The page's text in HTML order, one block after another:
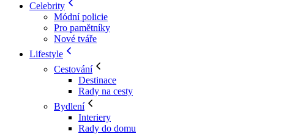
Celebrity
Módní policie
Pro pamětníky
Nové tváře
Lifestyle
Cestování
Destinace
Rady na cesty
Bydlení
Interiery
Rady do domu